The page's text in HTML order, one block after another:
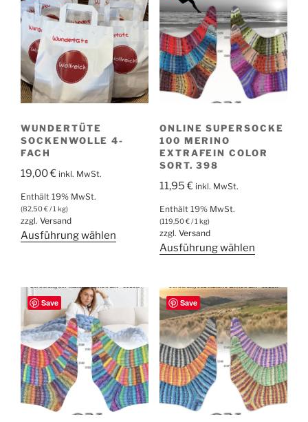
WUNDERTÜTE
SOCKENWOLLE 4-
FACH
19,00€ inkl. MwSt.
Enthält 19% MwSt.
(82,50€/ 1 kg)
zzgl. Versand
Ausführung wählen
mehrere
Varianten
Die
Optionen
können
auf
der
ONLINE SUPERSOCKE
100 MERINO
EXTRAFEIN COLOR
SORT. 398
11,95€ inkl. MwSt.
Enthält 19% MwSt.
(119,50€/ 1 kg)
zzgl. Versand
Ausführung wählenDieses
mehrere
Varianten
auf.
Die
Optionen
können
auf
der
Save Save